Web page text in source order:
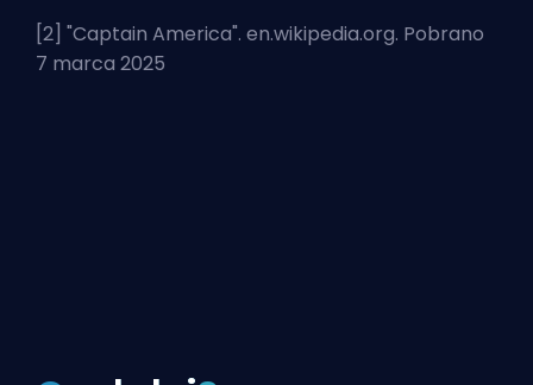
[2] "Captain America". en.wikipedia.org. Pobrano
7 marca 2025